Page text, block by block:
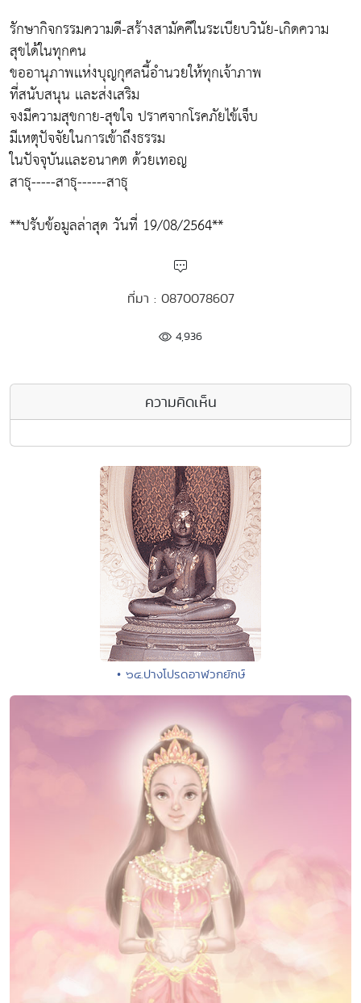
รักษากิจกรรมความดี-สร้างสามัคคีในระเบียบวินัย-เกิดความ
สุขได้ในทุกคน
ขออานุภาพเเห่งบุญกุศลนี้อำนวยให้ทุกเจ้าภาพ
ที่สนับสนุน เเละส่งเสริม
จงมีความสุขกาย-สุขใจ ปราศจากโรคภัยไข้เจ็บ
มีเหตุปัจจัยในการเข้าถึงธรรม
ในปัจจุบันเเละอนาคต ด้วยเทอญ
สาธุ-----สาธุ------สาธุ
**ปรับข้อมูลล่าสุด วันที่ 19/08/2564**
ที่มา : 0870078607
4,936
ความคิดเห็น
• ๖๔.ปางโปรดอาฬวกยักษ์